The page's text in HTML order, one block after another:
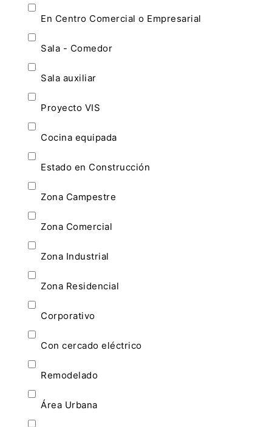
En Centro Comercial o Empresarial
Sala - Comedor
Sala auxiliar
Proyecto VIS
Cocina equipada
Estado en Construcción
Zona Campestre
Zona Comercial
Zona Industrial
Zona Residencial
Corporativo
Con cercado eléctrico
Remodelado
Área Urbana